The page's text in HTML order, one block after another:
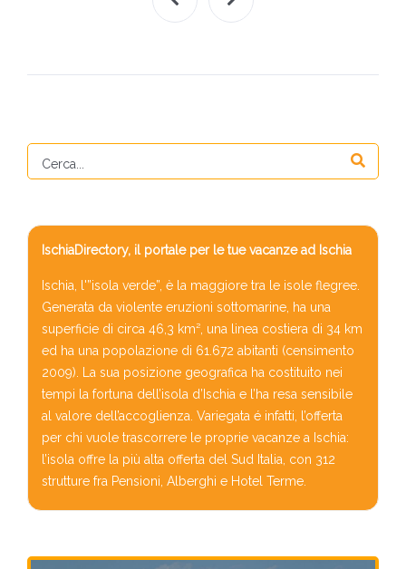
IschiaDirectory, il portale per le tue vacanze ad Ischia
Ischia, l'”isola verde”, è la maggiore tra le isole flegree.
Generata da violente eruzioni sottomarine, ha una
superficie di circa 46,3 km², una linea costiera di 34 km
ed ha una popolazione di 61.672 abitanti (censimento
2009). La sua posizione geografica ha costituito nei
tempi la fortuna dell’isola d’Ischia e l’ha resa sensibile
al valore dell’accoglienza. Variegata é infatti, l’offerta
per chi vuole trascorrere le proprie vacanze a Ischia:
l’isola offre la più alta offerta del Sud Italia, con 312
strutture fra Pensioni, Alberghi e Hotel Terme.